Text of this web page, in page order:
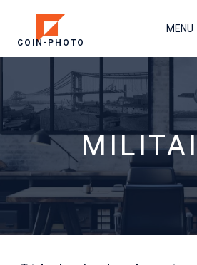
contenu
COIN-PHOTO
MENU